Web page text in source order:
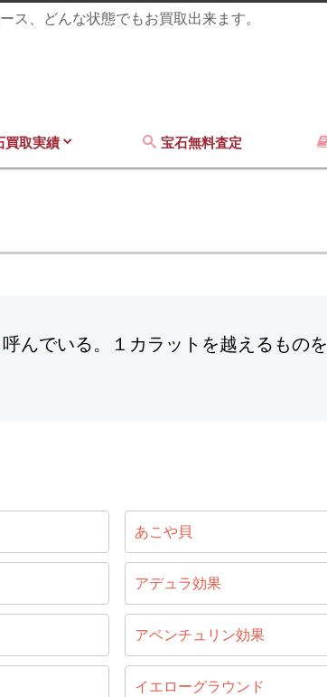
ス、どんな状態でもお買取出来ます。
買取実績 宝石無料査定
んでいる。１カラットを越えるものを
あこや貝
アデュラ効果
アベンチュリン効果
イエローグラウンド